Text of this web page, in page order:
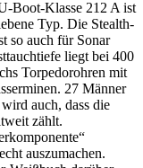
Boot-Klasse 212 A ist
Typ. Die Stealth-
so auch für Sonar
liegt bei 400
Torpedorohren mit
27 Männer
auch, dass die
zählt.
auszumachen.